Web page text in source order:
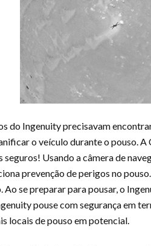
do Ingenuity precisavam
o veículo durante o pouso.
Usando a câmera de
prevenção de perigos no
Ao se preparar para pousar, o
pouse com segurança em
locais de pouso em potencial.